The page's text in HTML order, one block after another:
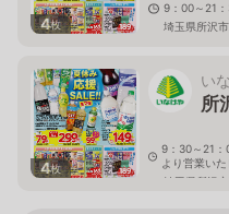
4枚
9：00～21
埼玉県所沢
4枚
い
所
9：30～21
より営業い
埼玉県所沢